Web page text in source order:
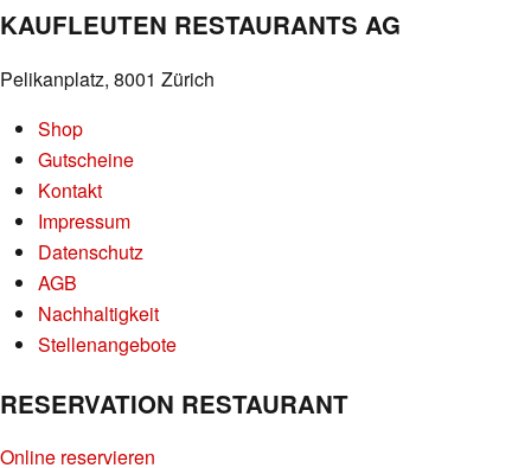
KAUFLEUTEN RESTAURANTS AG
Pelikanplatz, 8001 Zürich
Shop
Gutscheine
Kontakt
Impressum
Datenschutz
AGB
Nachhaltigkeit
Stellenangebote
RESERVATION RESTAURANT
Online reservieren